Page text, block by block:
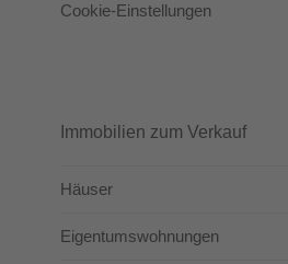
Cookie-Einstellungen
Immobilien zum Verkauf
Häuser
Eigentumswohnungen